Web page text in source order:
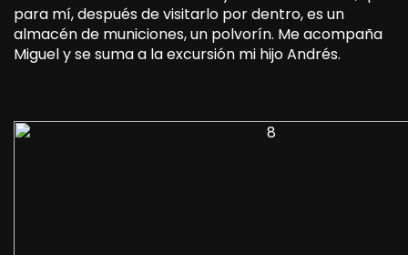
para mí, después de visitarlo por dentro, es un
almacén de municiones, un polvorín. Me acompaña
Miguel y se suma a la excursión mi hijo Andrés.